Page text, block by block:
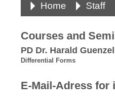
Home Staff
Courses and
PD Dr. Harald Guenzel
Differential Forms
E-Mail-Adress for